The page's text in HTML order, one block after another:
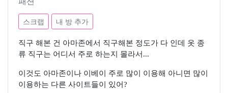
스크랩 내 방 추가
직구 해본 건 아마존에서 직구해본 정도가 다 인데 옷 종
류 직구는 어디서 주로 하는지 몰라서...
이것도 아마존이나 이베이 주로 많이 이용해 아니면 많이
이용하는 다른 사이트들이 있어?